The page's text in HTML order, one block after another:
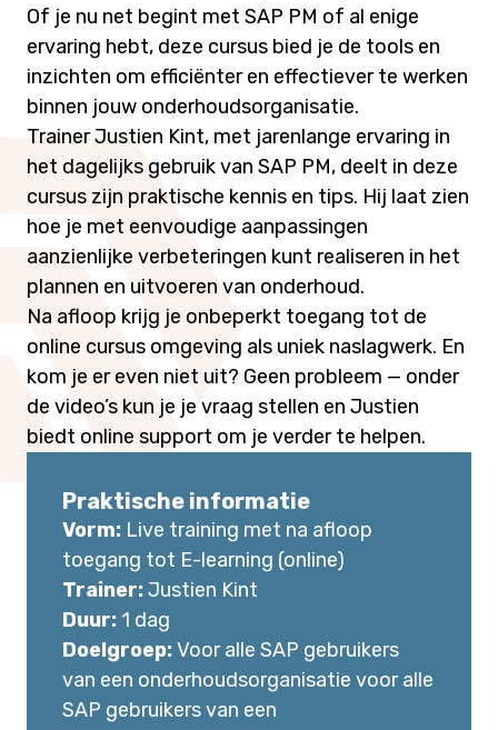
Of je nu net begint met SAP PM of al enige
ervaring hebt, deze cursus bied je de tools en
inzichten om efficiënter en effectiever te werken
binnen jouw onderhoudsorganisatie.
Trainer Justien Kint, met jarenlange ervaring in
het dagelijks gebruik van SAP PM, deelt in deze
cursus zijn praktische kennis en tips. Hij laat zien
hoe je met eenvoudige aanpassingen
aanzienlijke verbeteringen kunt realiseren in het
plannen en uitvoeren van onderhoud.
Na afloop krijg je onbeperkt toegang tot de
online cursus omgeving als uniek naslagwerk. En
kom je er even niet uit? Geen probleem — onder
de video’s kun je je vraag stellen en Justien
biedt online support om je verder te helpen.
Praktische informatie
Vorm: Live training met na afloop
toegang tot E-learning (online)
Trainer:Justien Kint
Duur: 1 dag
Doelgroep:Voor alle SAP gebruikers
van een onderhoudsorganisatie voor alle
SAP gebruikers van een